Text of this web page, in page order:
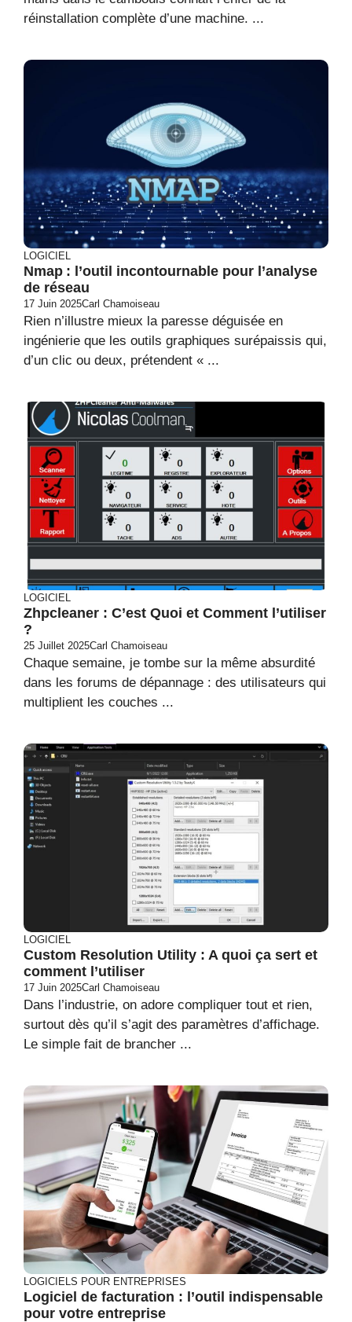
réinstallation complète d’une machine. ...
LOGICIEL
Nmap : l’outil incontournable pour l’analyse
de réseau
17 Juin 2025Carl Chamoiseau
Rien n’illustre mieux la paresse déguisée en
ingénierie que les outils graphiques surépaissis qui,
d’un clic ou deux, prétendent « ...
LOGICIEL
Zhpcleaner : C’est Quoi et Comment l’utiliser
?
25 Juillet 2025Carl Chamoiseau
Chaque semaine, je tombe sur la même absurdité
dans les forums de dépannage : des utilisateurs qui
multiplient les couches ...
LOGICIEL
Custom Resolution Utility : A quoi ça sert et
comment l’utiliser
17 Juin 2025Carl Chamoiseau
Dans l’industrie, on adore compliquer tout et rien,
surtout dès qu’il s’agit des paramètres d’affichage.
Le simple fait de brancher ...
LOGICIELS POUR ENTREPRISES
Logiciel de facturation : l’outil indispensable
pour votre entreprise